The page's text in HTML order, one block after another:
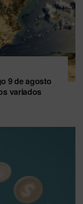
9 de agosto
variados